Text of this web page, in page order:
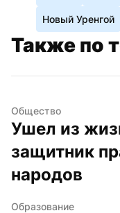
Новый Уренгой
Также по
Общество
Ушел из
защитник
народов
Образование